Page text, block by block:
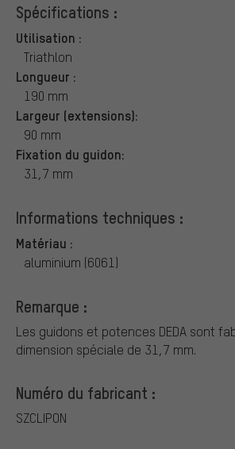
Spécifications :
Utilisation :
Triathlon
Longueur :
190 mm
Largeur (extensions):
90 mm
Fixation du guidon:
31,7 mm
Informations techniques :
Matériau :
aluminium (6061)
Remarque :
Les guidons et potences DEDA sont
dimension spéciale de 31,7 mm.
Numéro du fabricant :
SZCLIPON